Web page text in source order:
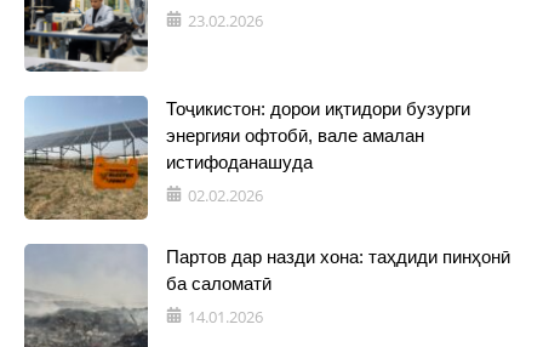
23.02.2026
Тоҷикистон: дорои иқтидори бузурги
энергияи офтобӣ, вале амалан
истифоданашуда
02.02.2026
Партов дар назди хона: таҳдиди пинҳонӣ
ба саломатӣ
14.01.2026